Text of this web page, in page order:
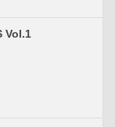
Vol.1